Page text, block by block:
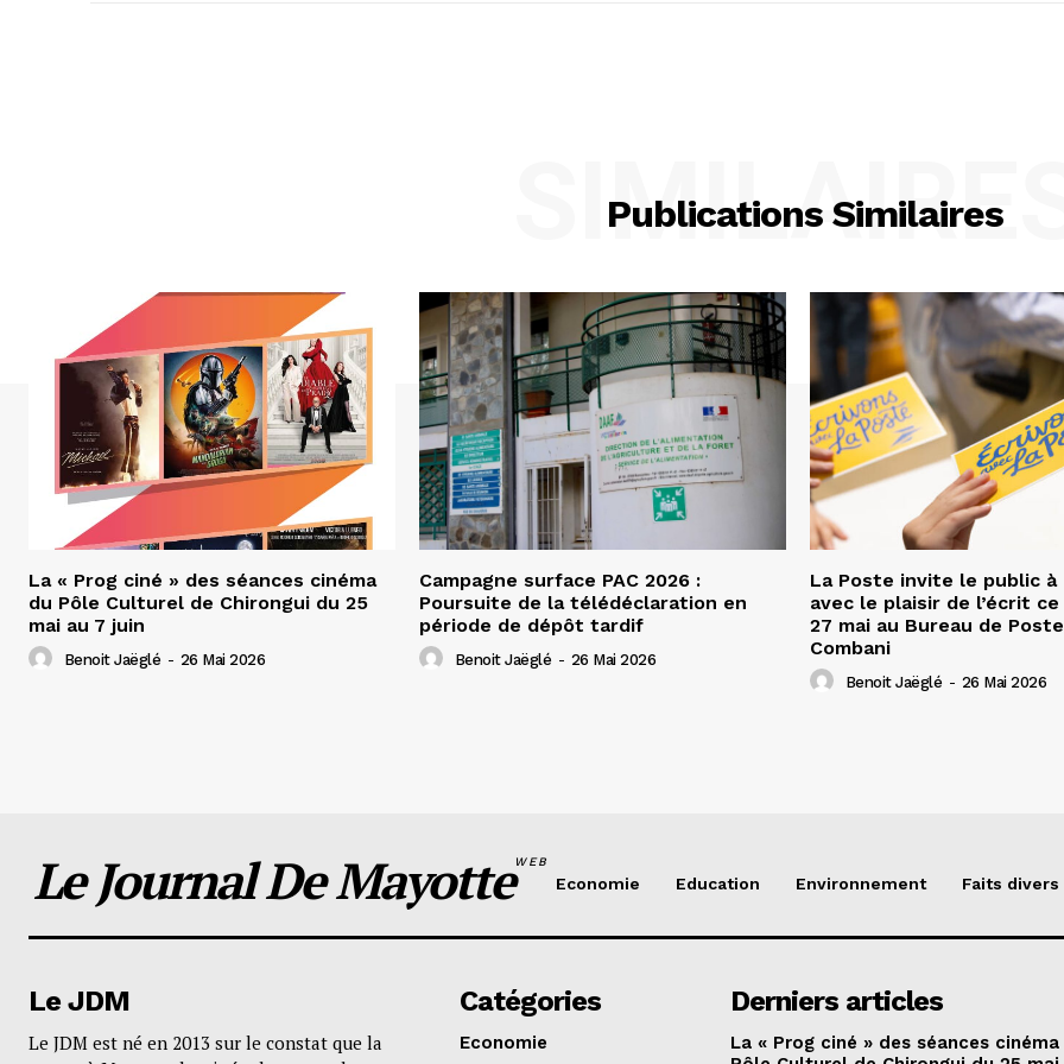
Publications Similaires
La « Prog ciné » des séances cinéma
du Pôle Culturel de Chirongui du 25
mai au 7 juin
Benoit Jaëglé - 26 Mai 2026
Campagne surface PAC 2026 :
Poursuite de la télédéclaration en
période de dépôt tardif
Benoit Jaëglé - 26 Mai 2026
La Poste invite le public à
avec le plaisir de l’écrit
27 mai au Bureau de
Combani
Benoit Jaëglé - 26 Mai 2026
Le Journal De MayotteWEB
Economie Education Environnement Faits divers
Le JDM
Le JDM est né en 2013 sur le constat que la
Catégories
Economie
Derniers articles
La « Prog ciné » des séances